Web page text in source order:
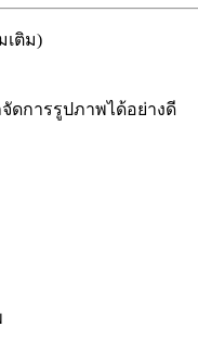
เติม)
ดการรูปภาพได้อย่างดี